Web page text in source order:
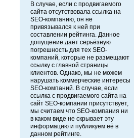
В случае, если с продвигаемого
сайта отсутствовала ссылка на
SEO-компанию, он не
привязывался к ней при
составлении рейтинга. Данное
допущение даёт серьёзную
погрешность для тех SEO-
компаний, которые не размещают
ссылку с главной страницы
клиентов. Однако, мы не можем
нарушать коммерческие интересы
SEO-компаний. В случае, если
ссылка с продвигаемого сайта на
сайт SEO-компании присутствует,
мы считаем что SEO-компания ни
в каком виде не скрывает эту
информацию и публикуем её в
данном рейтинге.